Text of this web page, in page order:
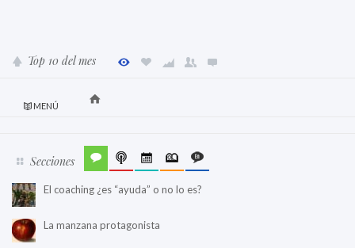
Top 10 del mes
MENÚ
Secciones
El coaching ¿es “ayuda” o no lo es?
La manzana protagonista